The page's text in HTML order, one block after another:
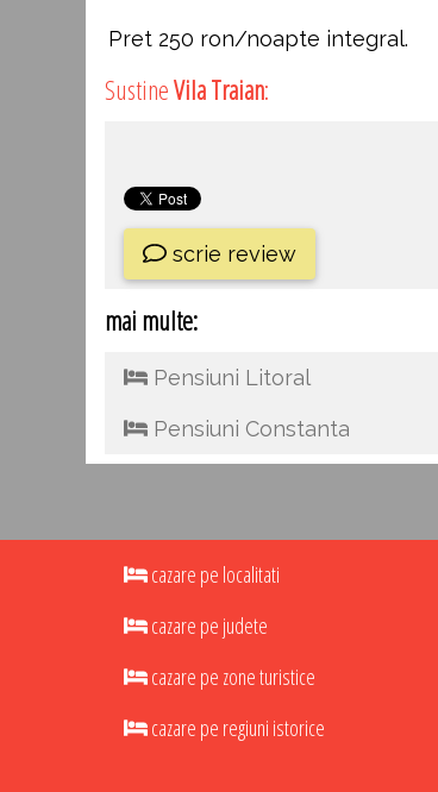
Pret 250 ron/noapte integral.
SustineVila Traian:
scrie review
mai multe:
Pensiuni Litoral
Pensiuni Constanta
cazare pe localitati
cazare pe judete
cazare pe zone turistice
cazare pe regiuni istorice